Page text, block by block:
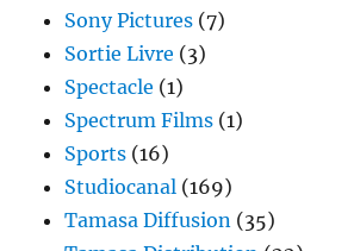
Sony Pictures (7)
Sortie Livre (3)
Spectacle (1)
Spectrum Films (1)
Sports (16)
Studiocanal (169)
Tamasa Diffusion (35)